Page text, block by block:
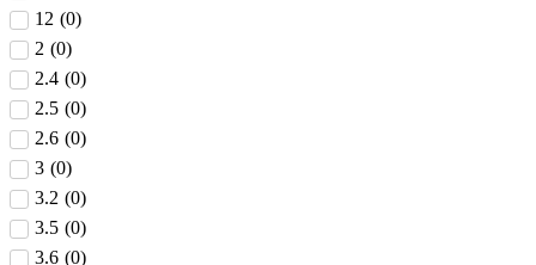
12 (0)
2 (0)
2.4 (0)
2.5 (0)
2.6 (0)
3 (0)
3.2 (0)
3.5 (0)
3.6 (0)